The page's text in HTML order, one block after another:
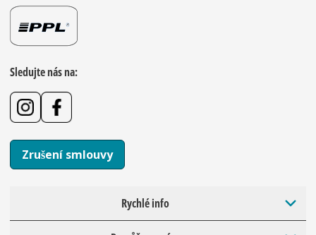
Sledujte nás na:
Zrušení smlouvy
Rychlé info